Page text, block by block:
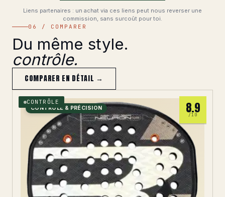
Liens partenaires : un achat via ces liens peut nous reverser une
commission, sans surcoût pour toi.
06 / COMPARER
Du même style.
contrôle.
COMPARER EN DÉTAIL →
CONTRÔLE & PRÉCISION
CONTRÔLE 8.9
/10